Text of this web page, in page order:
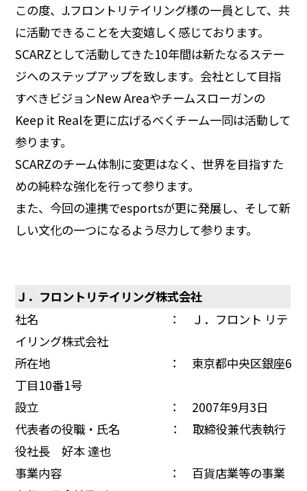
この度、J.フロントリテイリング様の一員として、共
に活動できることを大変嬉しく感じております。
SCARZとして活動してきた10年間は新たなるステー
ジへのステップアップを致します。会社として目指
すべきビジョンNew Areaやチームスローガンの
Keep it Realを更に広げるべくチーム一同は活動して
参ります。
SCARZのチーム体制に変更はなく、世界を目指すた
めの純粋な強化を行って参ります。
また、今回の連携でesportsが更に発展し、そして新
しい文化の一つになるよう尽力して参ります。
Ｊ．フロントリテイリング株式会社
社名 ： Ｊ．フロント リテ
イリング株式会社
所在地 ： 東京都中央区銀座6
丁目10番1号
設立 ： 2007年9月3日
代表者の役職・氏名 ： 取締役兼代表執行
役社長 好本 達也
事業内容 ： 百貨店業等の事業